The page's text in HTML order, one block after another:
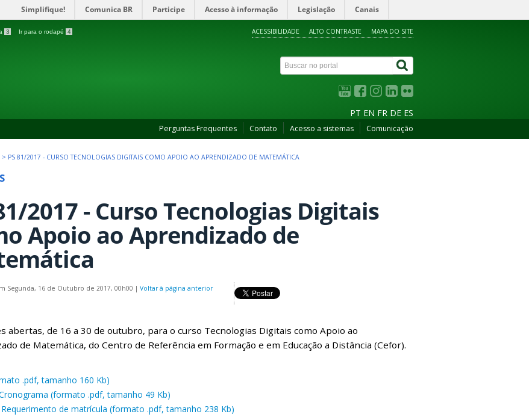
Simplifique! Comunica BR Participe Acesso à informação Legislação Canais
3 Ir para o rodapé 4 ACESSIBILIDADE ALTO CONTRASTE MAPA DO SITE
PT EN FR DE ES
Perguntas Frequentes Contato Acesso a sistemas Comunicação
> PS 81/2017 - CURSO TECNOLOGIAS DIGITAIS COMO APOIO AO APRENDIZADO DE MATEMÁTICA
2017 - Curso Tecnologias Digitais
Apoio ao Aprendizado de
Segunda, 16 de Outubro de 2017, 00h00 | Voltar à página anterior
abertas, de 16 a 30 de outubro, para o curso Tecnologias Digitais como Apoio ao
de Matemática, do Centro de Referência em Formação e em Educação a Distância (Cefor).
.pdf, tamanho 160 Kb)
(formato .pdf, tamanho 49 Kb)
de matrícula (formato .pdf, tamanho 238 Kb)